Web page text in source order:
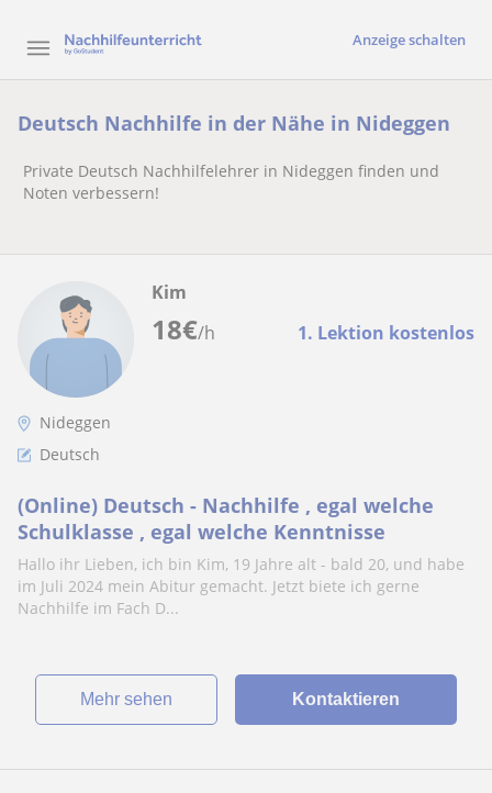
Anzeige schalten
Deutsch Nachhilfe in der Nähe in Nideggen
Private Deutsch Nachhilfelehrer in Nideggen finden und
Noten verbessern!
18€/h 1. Lektion kostenlos
Kim
Nideggen
Deutsch
(Online) Deutsch - Nachhilfe , egal welche
Schulklasse , egal welche Kenntnisse
Hallo ihr Lieben, ich bin Kim, 19 Jahre alt - bald 20, und habe
im Juli 2024 mein Abitur gemacht. Jetzt biete ich gerne
Nachhilfe im Fach D...
Mehr sehen Kontaktieren